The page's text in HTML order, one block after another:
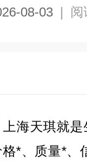
08-03 | 阅
上海天琪就
*、质量*、